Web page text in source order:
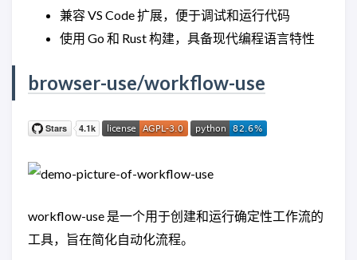
兼容 VS Code 扩展，便于调试和运行代码
使用 Go 和 Rust 构建，具备现代编程语言特性
browser-use/workflow-use
workflow-use 是一个用于创建和运行确定性工作流的
工具，旨在简化自动化流程。